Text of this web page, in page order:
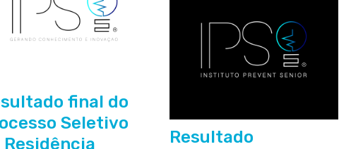
final do
Seletivo
Residência
Resultado